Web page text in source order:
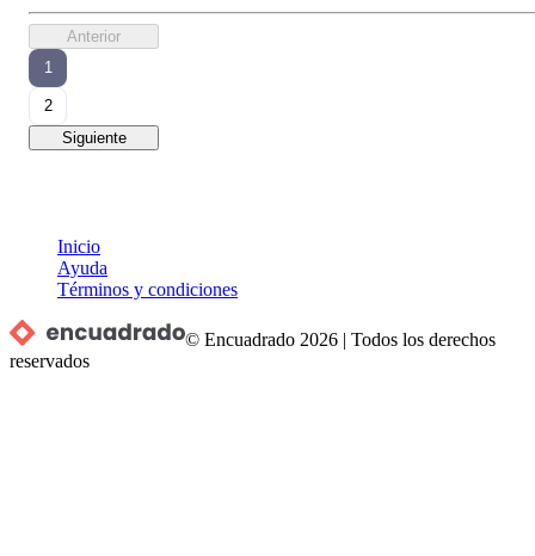
Anterior
1
2
Siguiente
Inicio
Ayuda
Términos y condiciones
© Encuadrado 2026 |Todos los derechos
reservados